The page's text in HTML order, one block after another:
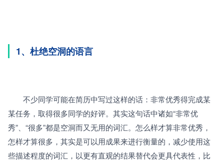
1、杜绝空洞的语言
不少同学可能在简历中写过这样的话：非常优秀得完成某
某任务，取得很多同学的好评。其实这句话中诸如“非常优
秀”、“很多”都是空洞而又无用的词汇。怎么样才算非常优秀，
怎样才算很多，其实是可以用成果来进行衡量的，减少使用这
些描述程度的词汇，以更有直观的结果替代会更具代表性，比